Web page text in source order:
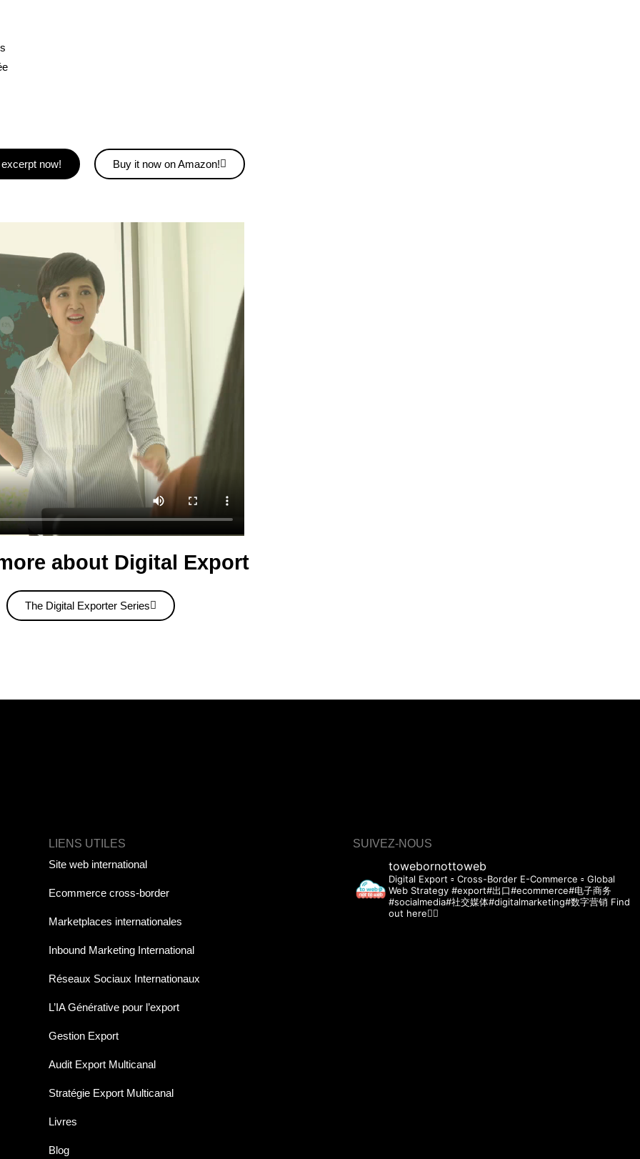
now! Buy it now on Amazon!
about the book?Then start acting and watch the video.
about Digital Export
The Digital Exporter Series
LIENS UTILES
Site web international
Ecommerce cross-border
Marketplaces internationales
Inbound Marketing International
Réseaux Sociaux Internationaux
L’IA Générative pour l’export
Gestion Export
Audit Export Multicanal
Stratégie Export Multicanal
Livres
Blog
SUIVEZ-NOUS
towebornottoweb
Digital Export ▫️ Cross-Border E-Commerce ▫️ Global
Web Strategy#export#出口#ecommerce#电子商务
#socialmedia#社交媒体#digitalmarketing#数字营销 Find
out here👇🏻